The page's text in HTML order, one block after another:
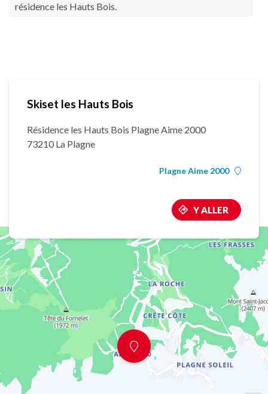
résidence les Hauts Bois.
Skiset les Hauts Bois
Résidence les Hauts Bois Plagne Aime 2000
73210 La Plagne
Plagne Aime 2000
Y ALLER